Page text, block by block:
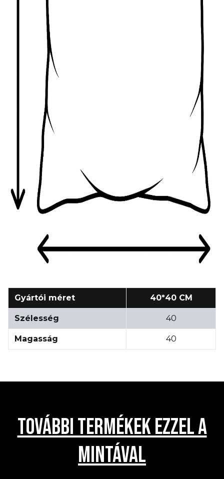
Gyártói méret 40*40 CM
Szélesség 40
Magasság 40
TOVÁBBI TERMÉKEK EZZEL A
MINTÁVAL